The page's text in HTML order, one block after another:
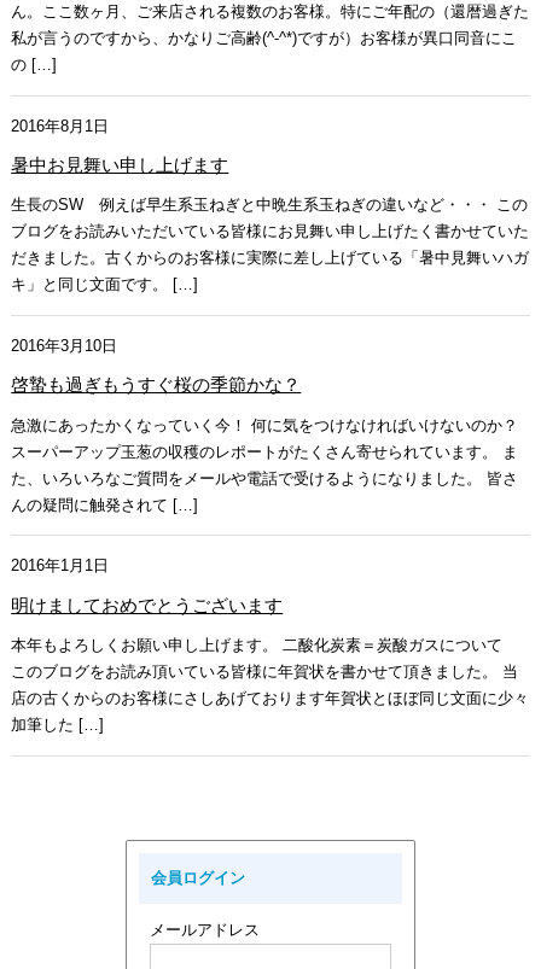
ん。ここ数ヶ月、ご来店される複数のお客様。特にご年配の（還暦過ぎた
私が言うのですから、かなりご高齢(^-^*)ですが）お客様が異口同音にこ
の […]
2016年8月1日
暑中お見舞い申し上げます
生長のSW 例えば早生系玉ねぎと中晩生系玉ねぎの違いなど・・・ この
ブログをお読みいただいている皆様にお見舞い申し上げたく書かせていた
だきました。古くからのお客様に実際に差し上げている「暑中見舞いハガ
キ」と同じ文面です。 […]
2016年3月10日
啓蟄も過ぎもうすぐ桜の季節かな？
急激にあったかくなっていく今！ 何に気をつけなければいけないのか？
スーパーアップ玉葱の収穫のレポートがたくさん寄せられています。 ま
た、いろいろなご質問をメールや電話で受けるようになりました。 皆さ
んの疑問に触発されて […]
2016年1月1日
明けましておめでとうございます
本年もよろしくお願い申し上げます。 二酸化炭素＝炭酸ガスについて
このブログをお読み頂いている皆様に年賀状を書かせて頂きました。 当
店の古くからのお客様にさしあげております年賀状とほぼ同じ文面に少々
加筆した […]
会員ログイン
メールアドレス